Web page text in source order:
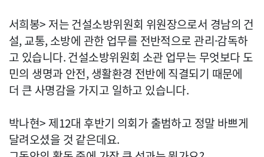
서희봉> 저는 건설소방위원회 위원장으로서 경남의 건
설, 교통, 소방에 관한 업무를 전반적으로 관리·감독하
고 있습니다. 건설소방위원회 소관 업무는 무엇보다 도
민의 생명과 안전, 생활환경 전반에 직결되기 때문에
더 큰 사명감을 가지고 일하고 있습니다.
박나현> 제12대 후반기 의회가 출범하고 정말 바쁘게
달려오셨을 것 같은데요.